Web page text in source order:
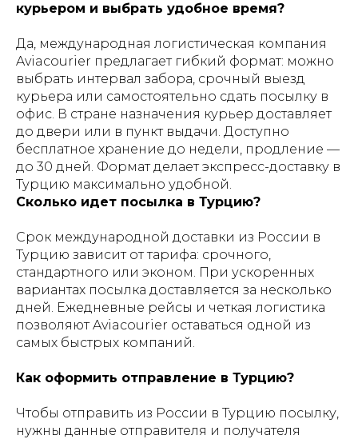
курьером и выбрать удобное время?
Да, международная логистическая компания
Aviacourier предлагает гибкий формат: можно
выбрать интервал забора, срочный выезд
курьера или самостоятельно сдать посылку в
офис. В стране назначения курьер доставляет
до двери или в пункт выдачи. Доступно
бесплатное хранение до недели, продление —
до 30 дней. Формат делает экспресс-доставку в
Турцию максимально удобной.
Сколько идет посылка в Турцию?
Срок международной доставки из России в
Турцию зависит от тарифа: срочного,
стандартного или эконом. При ускоренных
вариантах посылка доставляется за несколько
дней. Ежедневные рейсы и четкая логистика
позволяют Aviacourier оставаться одной из
самых быстрых компаний.
Как оформить отправление в Турцию?
Чтобы отправить из России в Турцию посылку,
нужны данные отправителя и получателя